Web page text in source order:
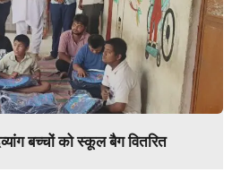
बच्चों को स्कूल बैग वितरित